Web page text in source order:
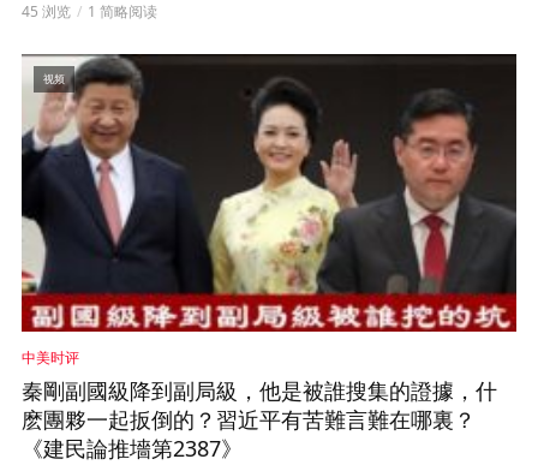
45 浏览 1 简略阅读
视频
中美时评
秦剛副國級降到副局級，他是被誰搜集的證據，什
麽團夥一起扳倒的？習近平有苦難言難在哪裏？
《建民論推墻第2387》